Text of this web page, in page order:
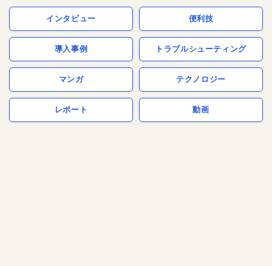
インタビュー 便利技
導入事例 トラブルシューティング
マンガ テクノロジー
レポート 動画